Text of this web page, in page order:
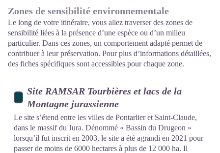
Zones de sensibilité environnementale
Le long de votre itinéraire, vous allez traverser des zones de
sensibilité liées à la présence d’une espèce ou d’un milieu
particulier. Dans ces zones, un comportement adapté permet de
contribuer à leur préservation. Pour plus d’informations détaillées,
des fiches spécifiques sont accessibles pour chaque zone.
Site RAMSAR Tourbières et lacs de la
Montagne jurassienne
Le site s’étend entre les villes de Pontarlier et Saint-Claude,
dans le massif du Jura. Dénommé « Bassin du Drugeon »
lorsqu’il fut inscrit en 2003, le site a été agrandi en 2021 pour
passer de moins de 6000 hectares à plus de 12 000 ha. Il